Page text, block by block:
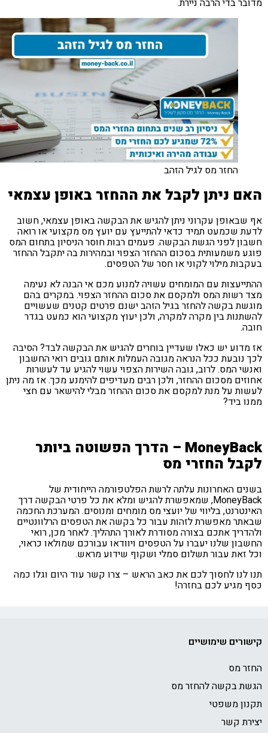
החזר מס לגיל הזהב
ניתן לקבל את ההחזר באופן עצמאי
עקרוני ניתן להגיש את הבקשה באופן עצמאי, חשוב
שכמעט תמיד כדאי להתייעץ עם יועץ מס מקצועי או רואה
לפני הגשת הבקשה. פעמים רבות חוסר הניסיון בתחום המס
משמעותית בסכום ההחזר הצפוי ובמהירות בה יתקבל ההחזר
מילוי לקוני או חסר של הטפסים.
עם המומחים עשויה למנוע מכם אי הבנה לא נעימה
רשות המס ולמקסם את סכום ההחזר הצפוי. במקרים בהם
בקשה להחזר בגיל הזהב ישנם פרטים קטנים שעשויים
בין מקרה למקרה, ולכן יעוץ מקצועי הוא כמעט בגדר
יש כאלו שעדיין בוחרים להגיש את הבקשה לבד? הסיבה
נובעת ככל הנראה מגובה העמלות אותם גובים רואי החשבון
המס. לרוב, גובה השירות הצפוי עשוי להגיע עד לעשרות
מסכום ההחזר, ולכן רבים מעדיפים להימנע מכך. אז מה ניתן
על מנת למקסם את סכום ההחזר מבלי להישאר עם חצי
ביד?
MoneyBack – הדרך הפשוטה ביותר
החזרי מס
האחרונות עלתה לרשת הפלטפורמה הייחודית של
MoneyBack, שמאפשרת להגיש ומלא את כל פרטי הבקשה דרך
בליווי של יועצי מס מומחים ומנוסים. המערכת החכמה
מאפשרת לזהות עבור כל בקשה את הטפסים הרלוונטיים
אתכם בצורה מסודרת לאורך התהליך. לאחר מכן, רואי
שלנו יעברו על הטפסים ויוודאו עבורכם שמולאו כראוי,
זאת עבור תשלום סמלי ושקוף שידוע מראש.
לנו לחסוך לכם את כאב הראש – צרו קשר עוד היום וגלו כמה
מגיע לכם בחזרה!
שימושיים
מס
בקשה להחזר מס
משפטי
קשר